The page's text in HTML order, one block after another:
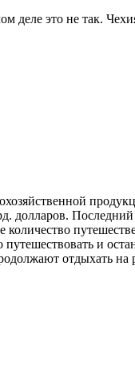
деле это не так.
долларов.
и
отдыхать на